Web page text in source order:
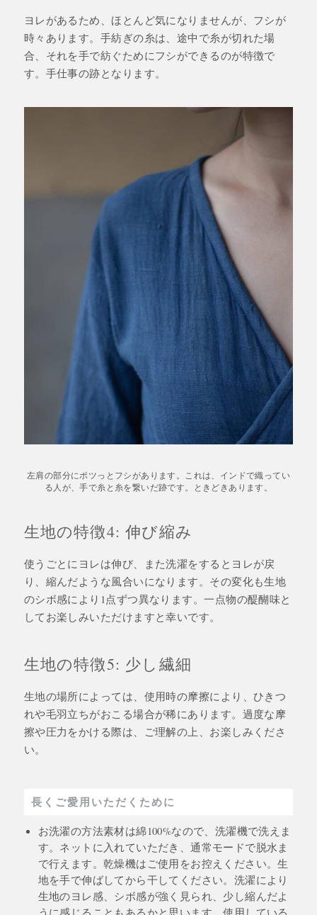
ヨレがあるため、ほとんど気になりませんが、フシが
時々あります。手紡ぎの糸は、途中で糸が切れた場
合、それを手で紡ぐためにフシができるのが特徴で
す。手仕事の跡となります。
左肩の部分にポツっとフシがあります。これは、インドで織ってい
る人が、手で糸と糸を繋いだ跡です。ときどきあります。
生地の特徴4: 伸び縮み
使うごとにヨレは伸び、また洗濯をするとヨレが戻
り、縮んだような風合いになります。その変化も生地
のシボ感により1点ずつ異なります。一点物の醍醐味と
してお楽しみいただけますと幸いです。
生地の特徴5: 少し繊細
生地の場所によっては、使用時の摩擦により、ひきつ
れや毛羽立ちがおこる場合が稀にあります。過度な摩
擦や圧力をかける際は、ご理解の上、お楽しみくださ
い。
長くご愛用いただくために
お洗濯の方法素材は綿100%なので、洗濯機で洗えま
す。ネットに入れていただき、通常モードで脱水ま
で行えます。乾燥機はご使用をお控えください。生
地を手で伸ばしてから干してください。洗濯により
生地のヨレ感、シボ感が強く見られ、少し縮んだよ
うに感じることもあるかと思います。使用している